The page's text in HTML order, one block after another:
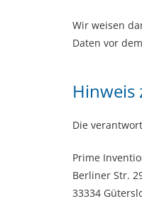
Wir weisen
Daten vor
Hinweis
Die
Prime
Berliner Str.
33334